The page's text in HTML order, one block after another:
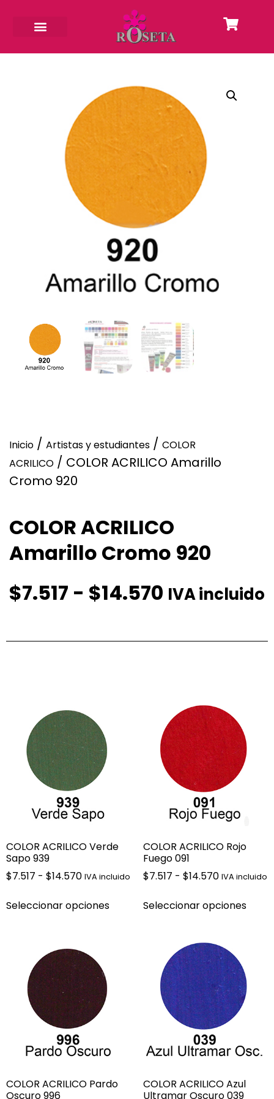
Inicio / Artistas y estudiantes / COLOR
ACRILICO / COLOR ACRILICO Amarillo
Cromo 920
COLOR ACRILICO
Amarillo Cromo 920
$7.517 - $14.570 IVA incluido
COLOR ACRILICO Verde
Sapo 939
$7.517 - $14.570 IVA incluido
Seleccionar opciones
COLOR ACRILICO Rojo
Fuego 091
$7.517 - $14.570 IVA incluido
Seleccionar opciones
COLOR ACRILICO Pardo
Oscuro 996
COLOR ACRILICO Azul
Ultramar Oscuro 039